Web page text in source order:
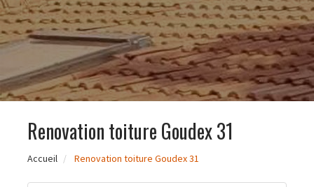
Renovation toiture Goudex 31
Accueil Renovation toiture Goudex 31